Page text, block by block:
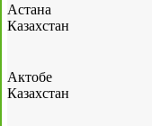
Астана
Казахстан
Актобе
Казахстан